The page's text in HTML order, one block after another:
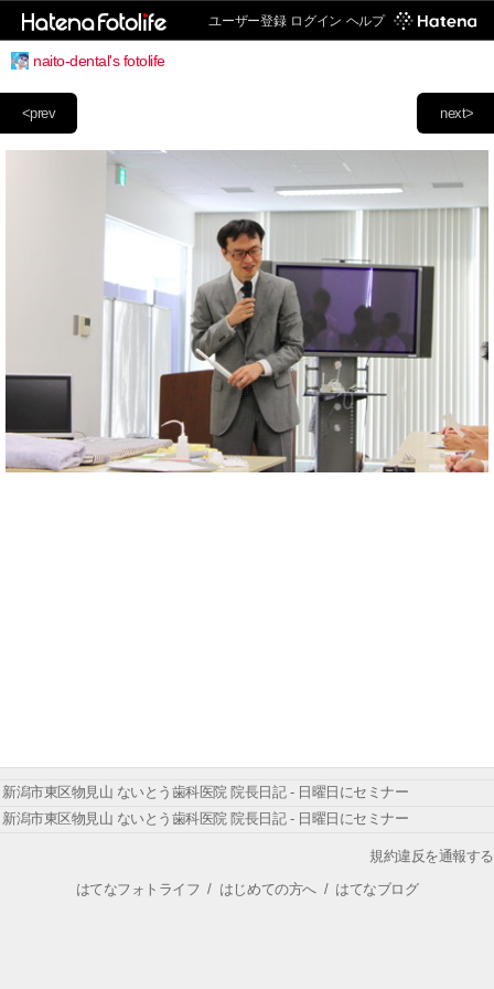
ユーザー登録 ログイン ヘルプ
naito-dental's fotolife
next>
<prev
新潟市東区物見山 ないとう歯科医院 院長日記 - 日曜日にセミナー
新潟市東区物見山 ないとう歯科医院 院長日記 - 日曜日にセミナー
規約違反を通報する
はてなフォトライフ / はじめての方へ/ はてなブログ